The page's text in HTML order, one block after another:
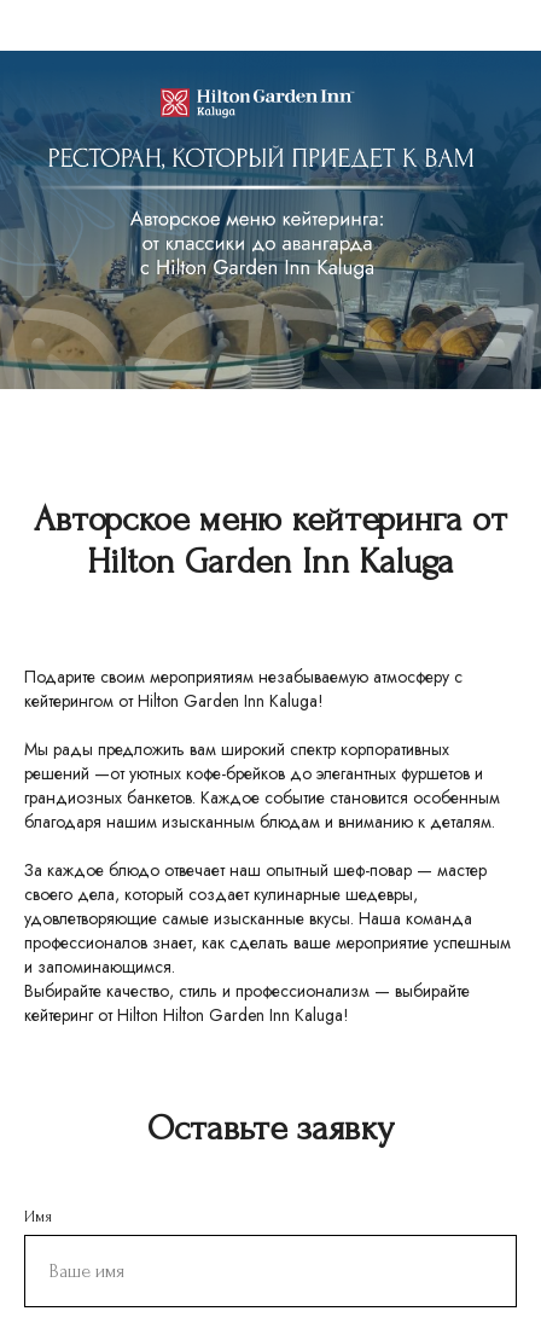
Авторское меню кейтеринга от
Hilton Garden Inn Kaluga
Подарите своим мероприятиям незабываемую атмосферу с
кейтерингом от Hilton Garden Inn Kaluga!
Мы рады предложить вам широкий спектр корпоративных
решений —от уютных кофе-брейков до элегантных фуршетов и
грандиозных банкетов. Каждое событие становится особенным
благодаря нашим изысканным блюдам и вниманию к деталям.
За каждое блюдо отвечает наш опытный шеф-повар — мастер
своего дела, который создает кулинарные шедевры,
удовлетворяющие самые изысканные вкусы. Наша команда
профессионалов знает, как сделать ваше мероприятие успешным
и запоминающимся.
Выбирайте качество, стиль и профессионализм — выбирайте
кейтеринг от Hilton Hilton Garden Inn Kaluga!
Оставьте заявку
Имя
корп. 3
reservation@hiltonkaluga.ru